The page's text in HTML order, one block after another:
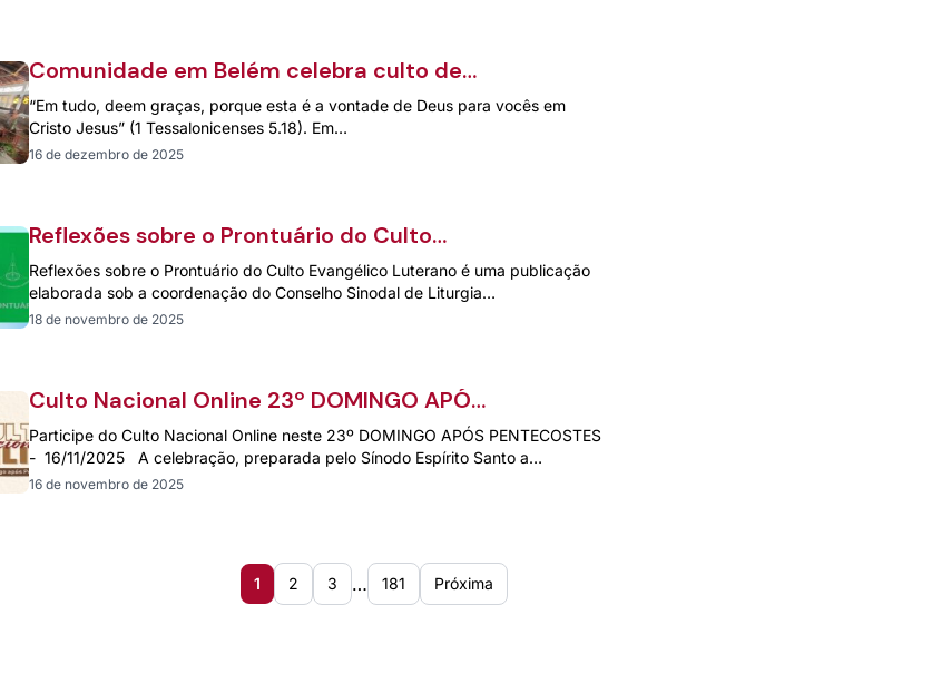
Comunidade em Belém celebra culto de
despedida do Pastor Romeu Martini
“Em tudo, deem graças, porque esta é a vontade de Deus para vocês em
Cristo Jesus” (1 Tessalonicenses 5.18). Em…
16 de dezembro de 2025
Reflexões sobre o Prontuário do Culto
Evangélico Luterano – Publicação do
Sínodo Espírito Santo a Belém
Reflexões sobre o Prontuário do Culto Evangélico Luterano é uma publicação
elaborada sob a coordenação do Conselho Sinodal de Liturgia…
18 de novembro de 2025
Culto Nacional Online 23º DOMINGO APÓS
PENTECOSTES – 16/11/2025
Participe do Culto Nacional Online neste 23º DOMINGO APÓS PENTECOSTES
- 16/11/2025 A celebração, preparada pelo Sínodo Espírito Santo a…
16 de novembro de 2025
1 2 3 … 181 Próxima